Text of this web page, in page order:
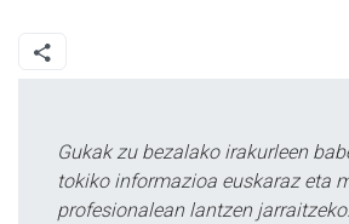
Gukak zu bezalako irakurleen
tokiko informazioa euskaraz eta
profesionalean lantzen jarraitzeko.